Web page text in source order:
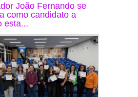
João Fernando se
como candidato a
esta...